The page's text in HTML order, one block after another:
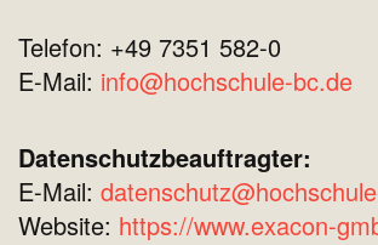
Telefon: +49 7351 582-0
E-Mail: info@hochschule-bc.de
Datenschutzbeauftragter:
E-Mail:
Website: https://www.exacon-